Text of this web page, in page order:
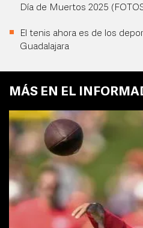
Día de Muertos 2025
El tenis ahora es de los
Guadalajara
MÁS EN EL